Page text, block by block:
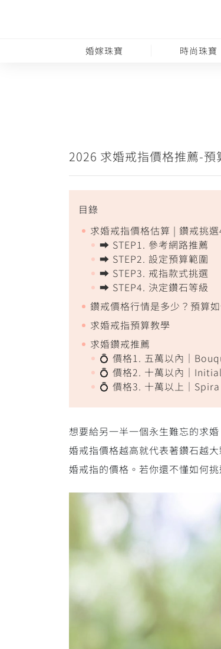
婚嫁珠寶 時尚珠寶
2026 求婚戒指價格推薦-預
目錄
求婚戒指價格估算 | 鑽戒挑
➡️ STEP1. 參考網路推薦
➡️ STEP2. 設定預算範圍
➡️ STEP3. 戒指款式挑選
➡️ STEP4. 決定鑽石等級
鑽戒價格行情是多少？預算
求婚戒指預算教學
求婚鑽戒推薦
💍 價格1. 五萬以內｜
💍 價格2. 十萬以內｜
💍 價格3. 十萬以上｜Spira
想要給另一半一個永生難忘的求
婚戒指價格越高就代表著鑽石越
婚戒指的價格。若你還不懂如何